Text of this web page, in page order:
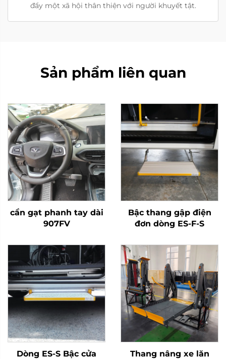
đẩy một xã hội thân thiện với người khuyết tật.
Sản phẩm liên quan
cần gạt phanh tay dài
907FV
Bậc thang gập điện
đơn dòng ES-F-S
Dòng ES-S Bậc cửa
Thang nâng xe lăn